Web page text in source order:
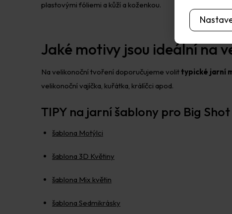
plastovými fóliemi a kůží a koženkou.
Jaké motivy jsou ideální na
Na velikonoční tvoření doporučujeme volittypické jarní
velikonoční vajíčka, kuřátka, králíčci apod.
TIPY na jarní šablony pro Big Shot
šablona Motýlci
šablona 3D Květiny
šablona Mix květin
šablona Sedmikrásky